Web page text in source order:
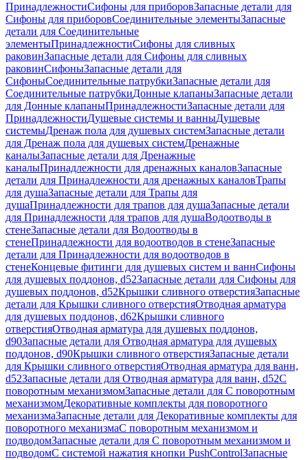
ПринадлежностиСифоны для приборовЗапасные детали для
Сифоны для приборовСоединительные элементыЗапасные
детали для Соединительные
элементыПринадлежностиСифоны для сливных
раковинЗапасные детали для Сифоны для сливных
раковинСифоныЗапасные детали для
СифоныСоединительные патрубкиЗапасные детали для
Соединительные патрубкиДонные клапаныЗапасные детали
для Донные клапаныПринадлежностиЗапасные детали для
ПринадлежностиДушевые системы и ванныДушевые
системыДренаж пола для душевых системЗапасные детали
для Дренаж пола для душевых системДренажные
каналыЗапасные детали для Дренажные
каналыПринадлежности для дренажных каналовЗапасные
детали для Принадлежности для дренажных каналовТрапы
для душаЗапасные детали для Трапы для
душаПринадлежности для трапов для душаЗапасные детали
для Принадлежности для трапов для душаВодоотводы в
стенеЗапасные детали для Водоотводы в
стенеПринадлежности для водоотводов в стенеЗапасные
детали для Принадлежности для водоотводов в
стенеКонцевые фитинги для душевых систем и ваннСифоны
для душевых поддонов, d52Запасные детали для Сифоны для
душевых поддонов, d52Крышки сливного отверстияЗапасные
детали для Крышки сливного отверстияОтводная арматура
для душевых поддонов, d62Крышки сливного
отверстияОтводная арматура для душевых поддонов,
d90Запасные детали для Отводная арматура для душевых
поддонов, d90Крышки сливного отверстияЗапасные детали
для Крышки сливного отверстияОтводная арматура для ванн,
d52Запасные детали для Отводная арматура для ванн, d52С
поворотным механизмомЗапасные детали для С поворотным
механизмомДекоративные комплекты для поворотного
механизмаЗапасные детали для Декоративные комплекты для
поворотного механизмаС поворотным механизмом и
подводомЗапасные детали для С поворотным механизмом и
подводомС системой нажатия кнопки PushControlЗапасные